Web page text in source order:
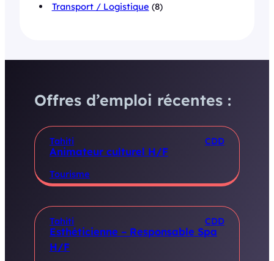
Transport / Logistique (8)
Offres d’emploi récentes :
Tahiti CDD
Animateur culturel H/F
Tourisme
Tahiti CDD
Esthéticienne – Responsable Spa
H/F